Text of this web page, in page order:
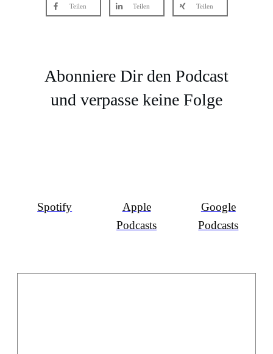
Teilen Teilen Teilen
Abonniere Dir den Podcast
und verpasse keine Folge
Spotify
Apple
Podcasts
Google
Podcasts